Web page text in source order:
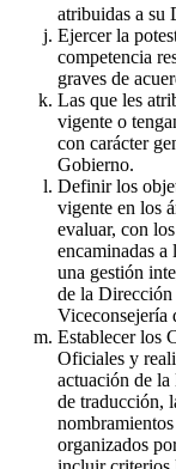
atribuidas a su
Ejercer la
competencia
graves de
Las que les
vigente o
con carácter
Gobierno.
Definir los
vigente en los
evaluar, con
encaminadas
una gestión
de la
Viceconsejería
Establecer los
Oficiales y
actuación de
de traducción,
organizados